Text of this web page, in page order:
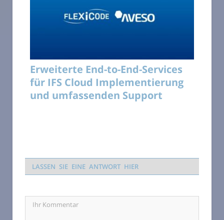
Erweiterte End-to-End-Services
für IFS Cloud Implementierung
und umfassenden Support
LASSEN SIE EINE ANTWORT HIER